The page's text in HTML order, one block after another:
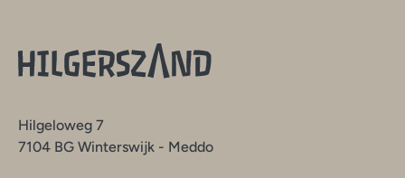
Hilgeloweg 7
7104 BG Winterswijk - Meddo